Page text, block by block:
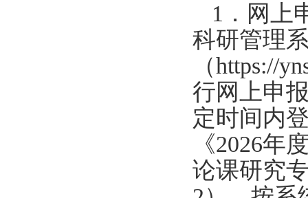
1．网上
科研管理
（https://
行网上申
定时间内
《2026年
论课研究